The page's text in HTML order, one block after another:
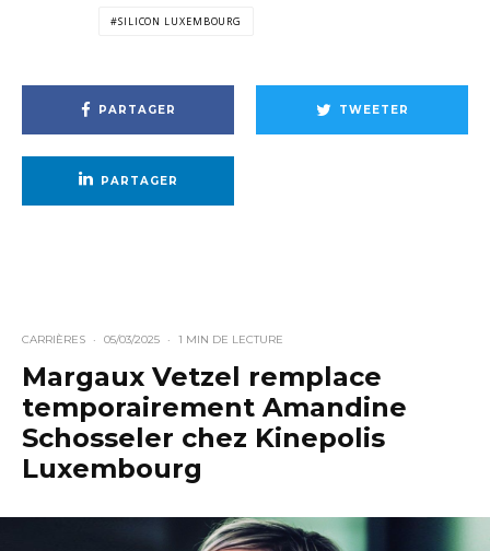
SILICON LUXEMBOURG
PARTAGER TWEETER
PARTAGER
CARRIÈRES · 05/03/2025 · 1 MIN DE LECTURE
Margaux Vetzel remplace
temporairement Amandine
Schosseler chez Kinepolis
Luxembourg